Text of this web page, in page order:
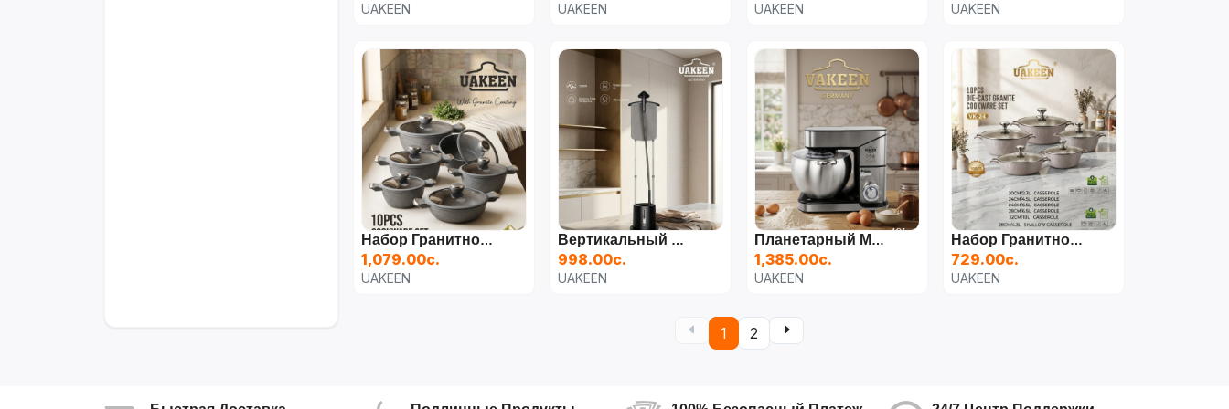
UAKEEN UAKEEN UAKEEN UAKEEN
Набор Гранитной Посуды UAKEEN VK-1408 (10 Предметов)
1,079.00с.
UAKEEN
Вертикальный Отпариватель UAKEEN (5 Л)
998.00с.
UAKEEN
Планетарный Миксер UAKEEN (10 Л)
1,385.00с.
UAKEEN
Набор Гранитной Посуды UAKEEN VK-24 (10 Предметов)
729.00с.
UAKEEN
1 2